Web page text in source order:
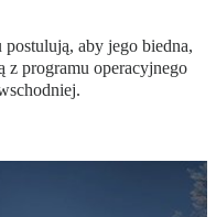
aby jego biedna,
z programu operacyjnego